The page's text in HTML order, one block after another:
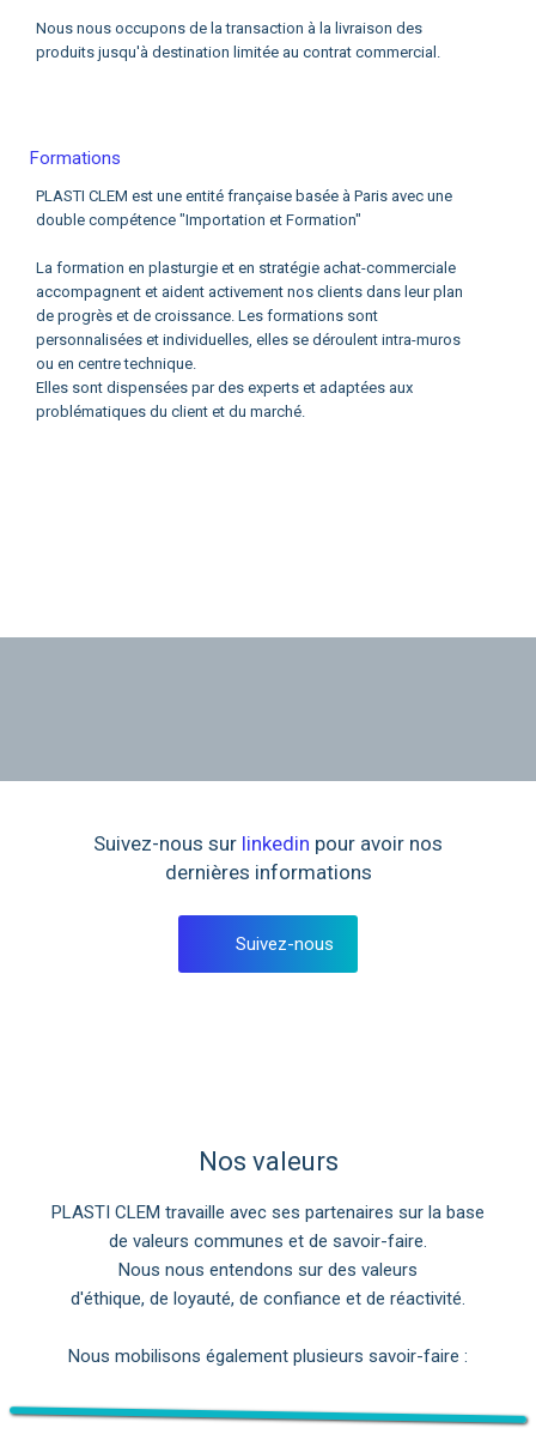
Nous nous occupons de la transaction à la livraison des
produits jusqu'à destination limitée au contrat commercial.
Formations
PLASTI CLEM est une entité française basée à Paris avec une
double compétence "Importation et Formation"
La formation en plasturgie et en stratégie achat-commerciale
accompagnent et aident activement nos clients dans leur plan
de progrès et de croissance. Les formations sont
personnalisées et individuelles, elles se déroulent intra-muros
ou en centre technique.
Elles sont dispensées par des experts et adaptées aux
problématiques du client et du marché.
Suivez-nous sur linkedin pour avoir nos
dernières informations
Suivez-nous
Nos valeurs
PLASTI CLEM travaille avec ses partenaires sur la base
de valeurs communes et de savoir-faire.
Nous nous entendons sur des valeurs
d'éthique, de loyauté, de confiance et de réactivité.
Nous mobilisons également plusieurs savoir-faire :